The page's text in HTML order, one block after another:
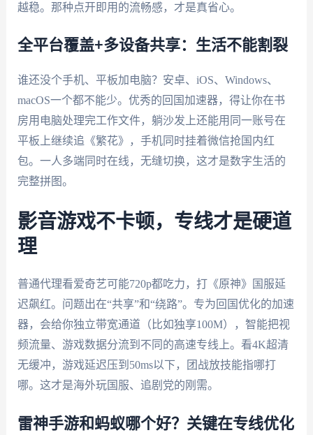
越稳。那种点开即用的流畅感，才是真省心。
全平台覆盖+多设备共享：生活不能割裂
谁还没个手机、平板加电脑？安卓、iOS、Windows、
macOS一个都不能少。优秀的回国加速器，得让你在书
房用电脑处理完工作文件，躺沙发上还能用同一账号在
平板上继续追《繁花》，手机同时挂着微信抢国内红
包。一人多端同时在线，无缝切换，这才是数字生活的
完整拼图。
影音游戏不卡顿，专线才是硬道
理
普通代理看爱奇艺可能720p都吃力，打《原神》国服延
迟飙红。问题出在“共享”和“绕路”。专为回国优化的加速
器，会给你独立带宽通道（比如独享100M），智能把视
频流量、游戏数据分流到不同的高速专线上。看4K超清
无缓冲，游戏延迟压到50ms以下，团战放技能指哪打
哪。这才是海外玩国服、追剧党的刚需。
雷神手游和蚂蚁哪个好？关键在专线优化